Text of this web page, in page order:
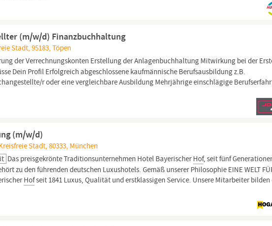
(m/w/d) Finanzbuchhaltung
Stadt, 95183, Töpen
der Verrechnungskonten Erstellung der Anlagenbuchhaltung Mitwirkung bei der
Dein Profil Erfolgreich abgeschlossene kaufmännische Berufsausbildung z.B.
r oder eine vergleichbare Ausbildung Mehrjährige einschlägige
(m/w/d)
Stadt, 80333, München
Das preisgekrönte Traditionsunternehmen Hotel BayerischerHof, seit fünf
zu den führenden deutschen Luxushotels. Gemäß unserer Philosophie EINE WELT
Hofseit 1841 Luxus, Qualität und erstklassigen Service. Unsere Mitarbeiter bilden